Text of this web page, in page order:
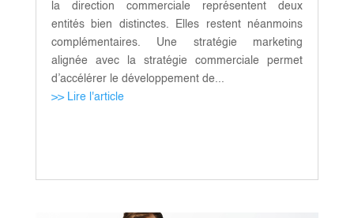
la direction commerciale représentent deux
entités bien distinctes. Elles restent néanmoins
complémentaires. Une stratégie marketing
alignée avec la stratégie commerciale permet
d’accélérer le développement de...
>> Lire l'article